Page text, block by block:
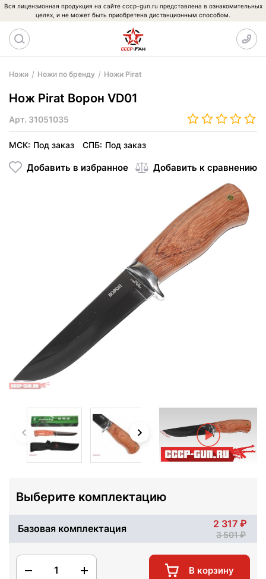
Вся лицензионная продукция на сайте cccp-gun.ru представлена в ознакомительных
целях, и не может быть приобретена дистанционным способом.
Ножи Ножи по бренду Ножи Pirat
Нож Pirat Ворон VD01
Арт. 31051035
МСК: Под заказ СПБ: Под заказ
Добавить в избранное Добавить к сравнению
Выберите комплектацию
Базовая комплектация 2 317
3 501
1 В корзину